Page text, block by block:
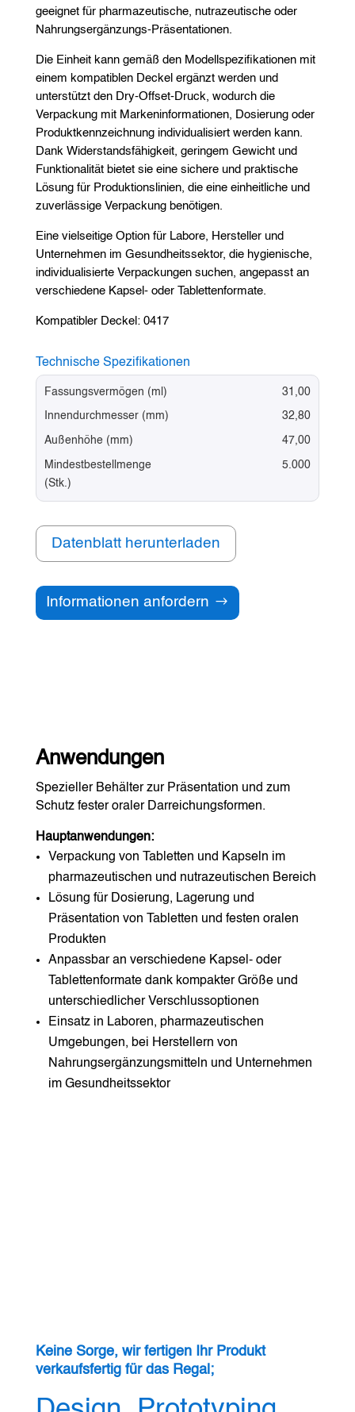
geeignet für pharmazeutische, nutrazeutische oder
Nahrungsergänzungs-Präsentationen.
Die Einheit kann gemäß den Modellspezifikationen mit
einem kompatiblen Deckel ergänzt werden und
unterstützt den Dry-Offset-Druck, wodurch die
Verpackung mit Markeninformationen, Dosierung oder
Produktkennzeichnung individualisiert werden kann.
Dank Widerstandsfähigkeit, geringem Gewicht und
Funktionalität bietet sie eine sichere und praktische
Lösung für Produktionslinien, die eine einheitliche und
zuverlässige Verpackung benötigen.
Eine vielseitige Option für Labore, Hersteller und
Unternehmen im Gesundheitssektor, die hygienische,
individualisierte Verpackungen suchen, angepasst an
verschiedene Kapsel- oder Tablettenformate.
Kompatibler Deckel: 0417
Technische Spezifikationen
Fassungsvermögen (ml)
Innendurchmesser (mm)
Außenhöhe (mm)
Mindestbestellmenge
(Stk.)
31,00
32,80
47,00
5.000
Datenblatt herunterladen
Informationen anfordern
Anwendungen
Spezieller Behälter zur Präsentation und zum
Schutz fester oraler Darreichungsformen.
Hauptanwendungen:
Verpackung von Tabletten und Kapseln im
pharmazeutischen und nutrazeutischen Bereich
Lösung für Dosierung, Lagerung und
Präsentation von Tabletten und festen oralen
Produkten
Anpassbar an verschiedene Kapsel- oder
Tablettenformate dank kompakter Größe und
unterschiedlicher Verschlussoptionen
Einsatz in Laboren, pharmazeutischen
Umgebungen, bei Herstellern von
Nahrungsergänzungsmitteln und Unternehmen
im Gesundheitssektor
Keine Sorge, wir fertigen Ihr Produkt
verkaufsfertig für das Regal;